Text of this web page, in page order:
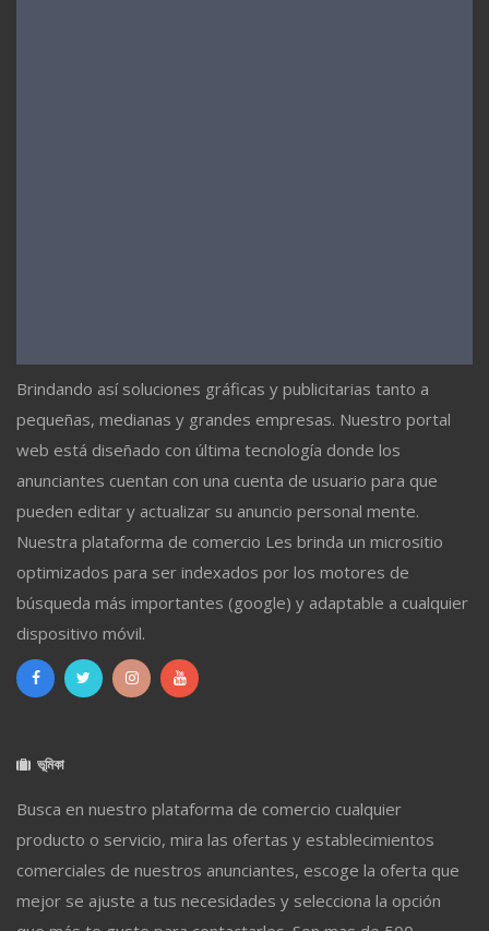
Brindando así soluciones gráficas y publicitarias tanto a
pequeñas, medianas y grandes empresas. Nuestro portal
web está diseñado con última tecnología donde los
anunciantes cuentan con una cuenta de usuario para que
pueden editar y actualizar su anuncio personal mente.
Nuestra plataforma de comercio Les brinda un micrositio
optimizados para ser indexados por los motores de
búsqueda más importantes (google) y adaptable a cualquier
dispositivo móvil.
ভূমিকা
Busca en nuestro plataforma de comercio cualquier
producto o servicio, mira las ofertas y establecimientos
comerciales de nuestros anunciantes, escoge la oferta que
mejor se ajuste a tus necesidades y selecciona la opción